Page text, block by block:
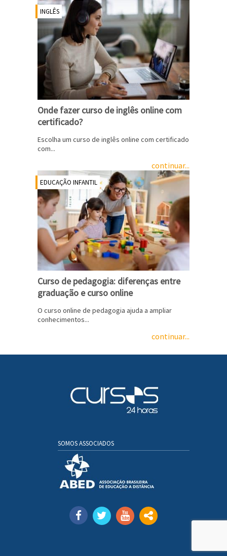
INGLÊS
Onde fazer curso de inglês online com
certificado?
Escolha um curso de inglês online com certificado
com...
continuar...
EDUCAÇÃO INFANTIL
Curso de pedagogia: diferenças entre
graduação e curso online
O curso online de pedagogia ajuda a ampliar
conhecimentos...
continuar...
SOMOS ASSOCIADOS